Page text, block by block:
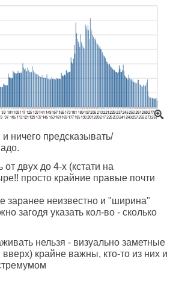
предсказывать/
двух до 4-х (кстати на
просто крайние правые почти
заранее неизвестно и "ширина"
загодя указать кол-во - сколько
нельзя - визуально заметные
крайне важны, кто-то из них и